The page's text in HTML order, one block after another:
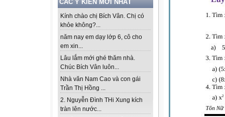
CÁC Ý KIẾN MỚI NHẤT
Kính chào chị Bích Vân. Chị có
khỏe không?...
năm nay em dạy lớp 6, cô cho
em xin...
Lâu lắm mới ghé thăm nhà.
Chúc Bích Vân luôn...
Nhà văn Nam Cao và con gái
Trần Thị Hồng ...
2. Nguyễn Đình THi Xung kích
tràn lên nước...